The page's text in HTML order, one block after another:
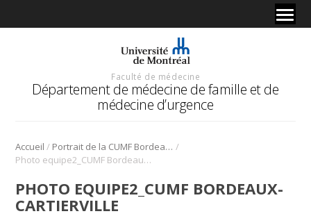
Faculté de médecine
Département de médecine de famille et de
médecine d’urgence
Accueil / Portrait de la CUMF Bordeaux-Cartierville | Pour et par les résidents! /
Photo equipe2_CUMF Bordeaux-Cartierville
PHOTO EQUIPE2_CUMF BORDEAUX-
CARTIERVILLE